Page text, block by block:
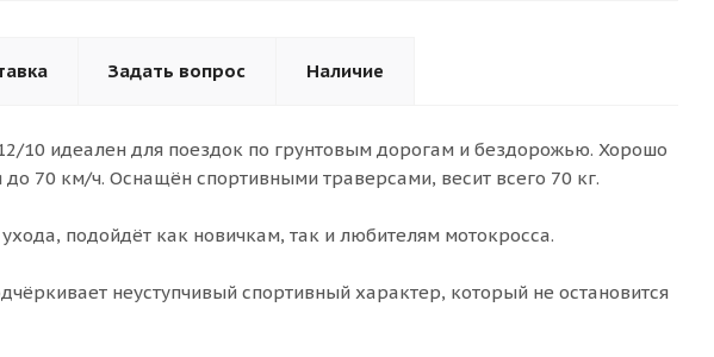
Задать вопрос Наличие
10 идеален для поездок по грунтовым дорогам и бездорожью. Хорошо
до 70 км/ч. Оснащён спортивными траверсами, весит всего 70 кг.
подойдёт как новичкам, так и любителям мотокросса.
неуступчивый спортивный характер, который не остановится